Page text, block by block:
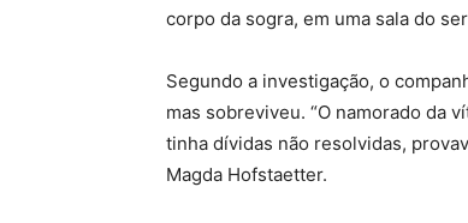
corpo da sogra, em uma sala do
Segundo a investigação, o
mas sobreviveu. “O namorado da
tinha dívidas não resolvidas,
Magda Hofstaetter.